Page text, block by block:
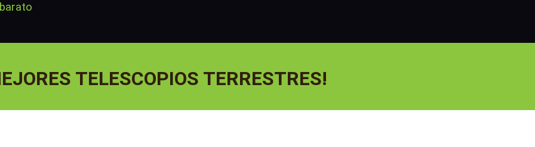
TELESCOPIOS TERRESTRES!